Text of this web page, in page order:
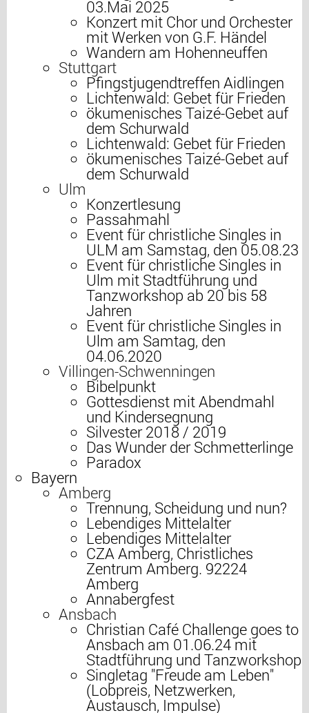
03.Mai 2025
Konzert mit Chor und Orchester
mit Werken von G.F. Händel
Wandern am Hohenneuffen
Stuttgart
Pfingstjugendtreffen Aidlingen
Lichtenwald: Gebet für Frieden
ökumenisches Taizé-Gebet auf
dem Schurwald
Lichtenwald: Gebet für Frieden
ökumenisches Taizé-Gebet auf
dem Schurwald
Ulm
Konzertlesung
Passahmahl
Event für christliche Singles in
ULM am Samstag, den 05.08.23
Event für christliche Singles in
Ulm mit Stadtführung und
Tanzworkshop ab 20 bis 58
Jahren
Event für christliche Singles in
Ulm am Samtag, den
04.06.2020
Villingen-Schwenningen
Bibelpunkt
Gottesdienst mit Abendmahl
und Kindersegnung
Silvester 2018 / 2019
Das Wunder der Schmetterlinge
Paradox
Bayern
Amberg
Trennung, Scheidung und nun?
Lebendiges Mittelalter
Lebendiges Mittelalter
CZA Amberg, Christliches
Zentrum Amberg. 92224
Amberg
Annabergfest
Ansbach
Christian Café Challenge goes to
Ansbach am 01.06.24 mit
Stadtführung und Tanzworkshop
Singletag "Freude am Leben"
(Lobpreis, Netzwerken,
Austausch, Impulse)